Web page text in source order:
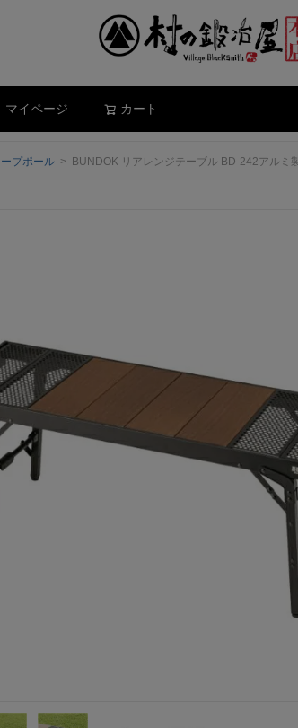
マイページ カート
ープポール BUNDOK リアレンジテーブル BD-242アルミ